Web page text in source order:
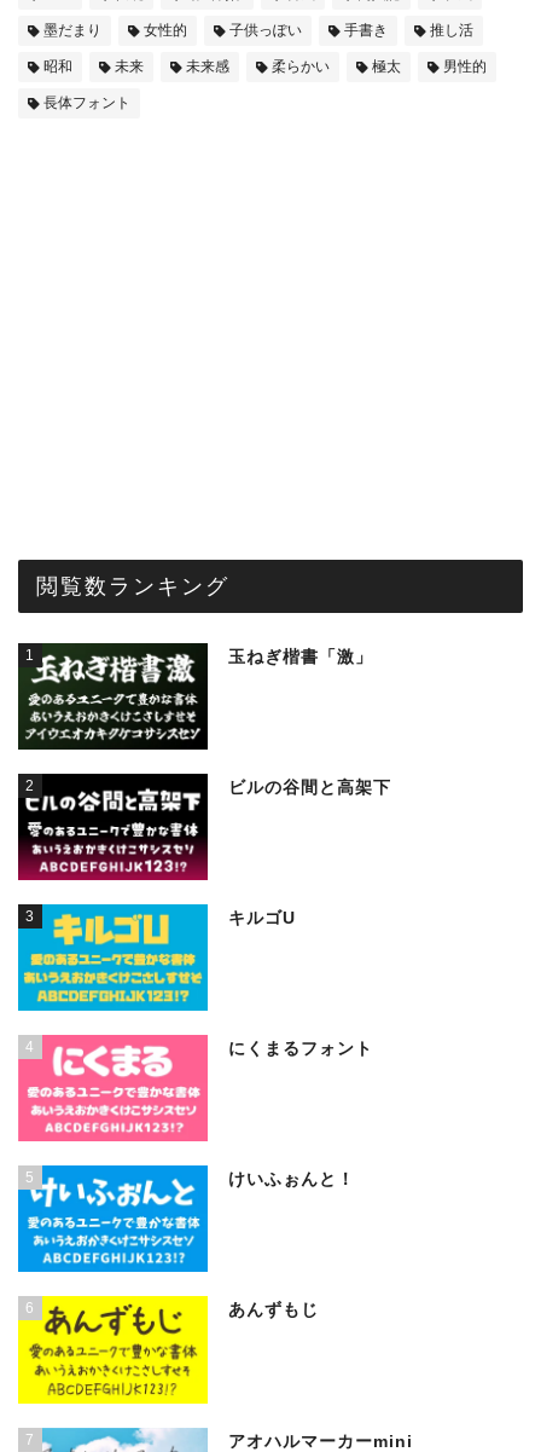
墨だまり 女性的 子供っぽい 手書き 推し活
昭和 未来 未来感 柔らかい 極太 男性的
長体フォント
閲覧数ランキング
1 玉ねぎ楷書「激」
2 ビルの谷間と高架下
3 キルゴU
4 にくまるフォント
5 けいふぉんと！
6 あんずもじ
7 アオハルマーカーmini